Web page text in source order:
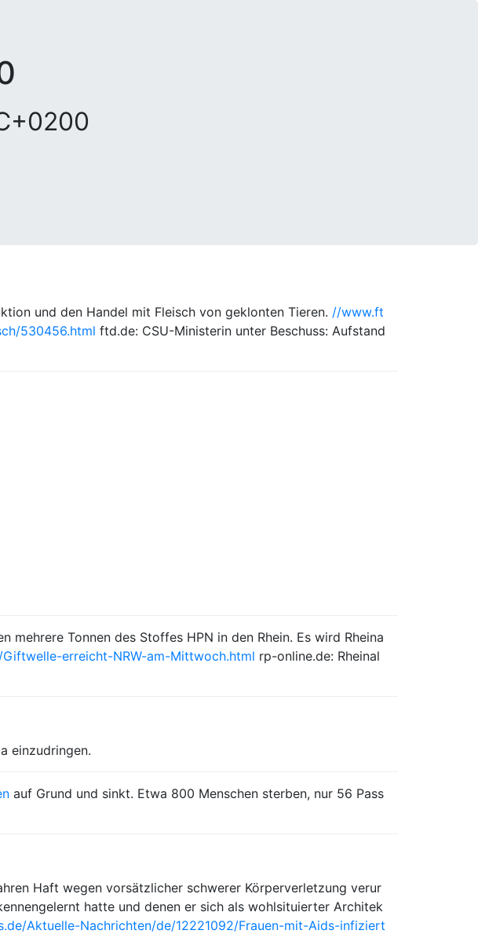
und den Handel mit Fleisch von geklonten Tieren. //www.ft
530456.html ftd.de: CSU-Ministerin unter Beschuss: Aufstand
mehrere Tonnen des Stoffes HPN in den Rhein. Es wird Rheina
erreicht-NRW-am-Mittwoch.html rp-online.de: Rheinal
einzudringen.
auf Grund und sinkt. Etwa 800 Menschen sterben, nur 56 Pass
Haft wegen vorsätzlicher schwerer Körperverletzung verur
hatte und denen er sich als wohlsituierter Architek
Aktuelle-Nachrichten/de/12221092/Frauen-mit-Aids-infiziert